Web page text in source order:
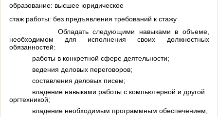
образование: высшее юридическое
стаж работы: без предъявления требований к стажу
Обладать следующими навыками в объеме,
необходимом для исполнения своих должностных
обязанностей:
работы в конкретной сфере деятельности;
ведения деловых переговоров;
составления деловых писем;
владение навыками работы с компьютерной и другой
оргтехникой;
владение необходимым программным обеспечением;